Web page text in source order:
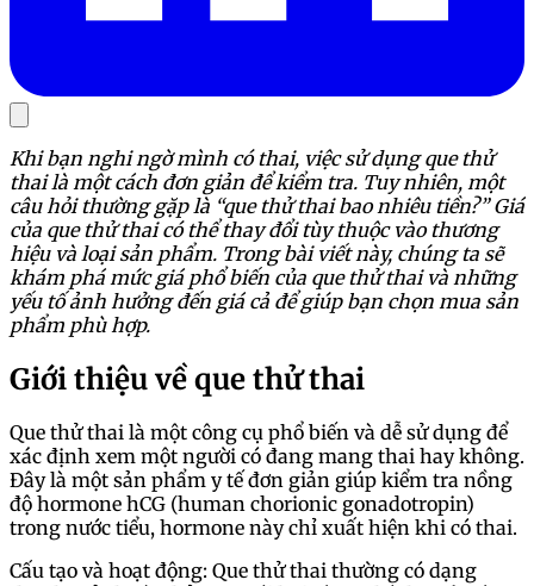
Khi bạn nghi ngờ mình có thai, việc sử dụng que thử
thai là một cách đơn giản để kiểm tra. Tuy nhiên, một
câu hỏi thường gặp là “que thử thai bao nhiêu tiền?” Giá
của que thử thai có thể thay đổi tùy thuộc vào thương
hiệu và loại sản phẩm. Trong bài viết này, chúng ta sẽ
khám phá mức giá phổ biến của que thử thai và những
yếu tố ảnh hưởng đến giá cả để giúp bạn chọn mua sản
phẩm phù hợp.
Giới thiệu về que thử thai
Que thử thai là một công cụ phổ biến và dễ sử dụng để
xác định xem một người có đang mang thai hay không.
Đây là một sản phẩm y tế đơn giản giúp kiểm tra nồng
độ hormone hCG (human chorionic gonadotropin)
trong nước tiểu, hormone này chỉ xuất hiện khi có thai.
Cấu tạo và hoạt động: Que thử thai thường có dạng